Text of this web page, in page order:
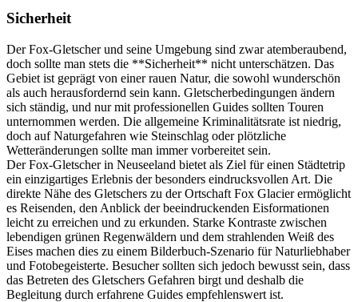
Sicherheit
Der Fox-Gletscher und seine Umgebung sind zwar atemberaubend,
doch sollte man stets die **Sicherheit** nicht unterschätzen. Das
Gebiet ist geprägt von einer rauen Natur, die sowohl wunderschön
als auch herausfordernd sein kann. Gletscherbedingungen ändern
sich ständig, und nur mit professionellen Guides sollten Touren
unternommen werden. Die allgemeine Kriminalitätsrate ist niedrig,
doch auf Naturgefahren wie Steinschlag oder plötzliche
Wetteränderungen sollte man immer vorbereitet sein.
Der Fox-Gletscher in Neuseeland bietet als Ziel für einen Städtetrip
ein einzigartiges Erlebnis der besonders eindrucksvollen Art. Die
direkte Nähe des Gletschers zu der Ortschaft Fox Glacier ermöglicht
es Reisenden, den Anblick der beeindruckenden Eisformationen
leicht zu erreichen und zu erkunden. Starke Kontraste zwischen
lebendigen grünen Regenwäldern und dem strahlenden Weiß des
Eises machen dies zu einem Bilderbuch-Szenario für Naturliebhaber
und Fotobegeisterte. Besucher sollten sich jedoch bewusst sein, dass
das Betreten des Gletschers Gefahren birgt und deshalb die
Begleitung durch erfahrene Guides empfehlenswert ist.